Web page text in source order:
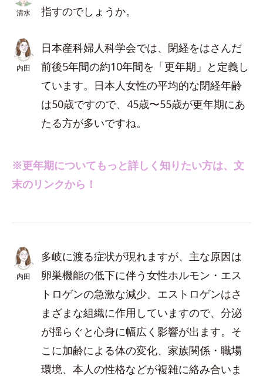
清水
指すのでしょうか。
内田
日本産科婦人科学会では、閉経をはさんだ
前後5年間の約10年間を「更年期」と定義し
ています。日本人女性の平均的な閉経年齢
は50歳ですので、45歳〜55歳が更年期にあ
たる方が多いですね。
※更年期についてもっと詳しく知りたい方は、文
末のリンクから！
内田
多岐に渡る症状が現れますが、主な原因は
卵巣機能の低下に伴う女性ホルモン・エス
トロゲンの急激な減少。エストロゲンはさ
まざまな組織に作用していますので、分泌
が揺らぐと心身に幅広く影響が出ます。そ
こに加齢による体の変化、家族関係・職場
環境、本人の性格などが複雑に絡み合いま